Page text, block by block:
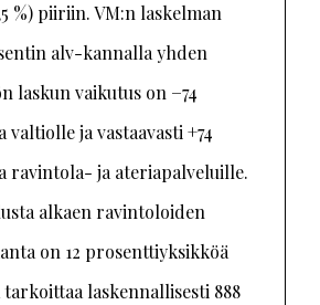
%) piiriin. VM:n laskelman
alv-kannalla yhden
laskun vaikutus on −74
valtiolle ja vastaavasti +74
ravintola- ja ateriapalveluille.
alkaen ravintoloiden
on 12 prosenttiyksikköä
laskennallisesti 888